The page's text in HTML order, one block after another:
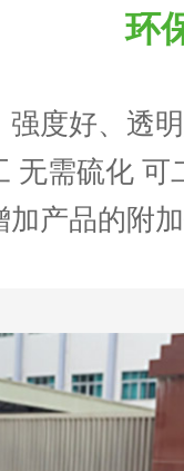
环
强度好、透
无需硫化 可
加产品的附加